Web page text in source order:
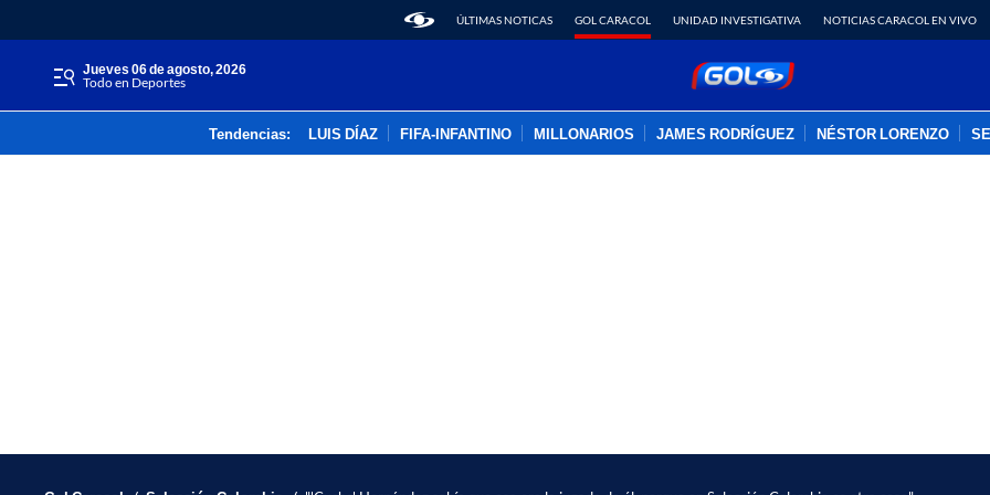
ÚLTIMAS NOTICAS GOL CARACOL UNIDAD INVESTIGATIVA NOTICIAS CARACOL EN VIVO
jueves 06 de agosto, 2026
Todo en Deportes
Tendencias: LUIS DÍAZ FIFA-INFANTINO MILLONARIOS JAMES RODRÍGUEZ NÉSTOR LORENZO